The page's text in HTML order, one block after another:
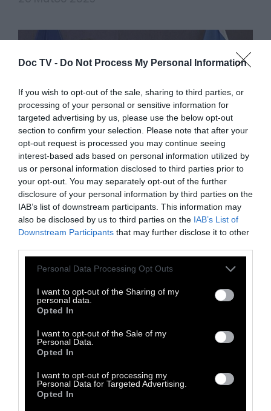
Doc TV - Do Not Process My Personal Information
If you wish to opt-out of the sale, sharing to third parties, or
processing of your personal or sensitive information for
targeted advertising by us, please use the below opt-out
section to confirm your selection. Please note that after your
opt-out request is processed you may continue seeing
interest-based ads based on personal information utilized by
us or personal information disclosed to third parties prior to
your opt-out. You may separately opt-out of the further
disclosure of your personal information by third parties on the
IAB’s list of downstream participants. This information may
also be disclosed by us to third parties on the IAB’s List of
Downstream Participants that may further disclose it to other
Personal Data Processing Opt Outs
I want to opt-out of the Sharing of my
personal data.
Opted In
I want to opt-out of the Sale of my
Personal Data.
Opted In
I want to opt-out of processing my
Personal Data for Targeted Advertising.
Opted In
ΠΡΟΠΑΓΑΝΔΑ
Κοινή δήλωση 24 χωρών κατά
Ισραήλ: Η Ελλάδα απούσα
Κυρώσεις στο τραπέζι από Γαλλία, Βρετανία,